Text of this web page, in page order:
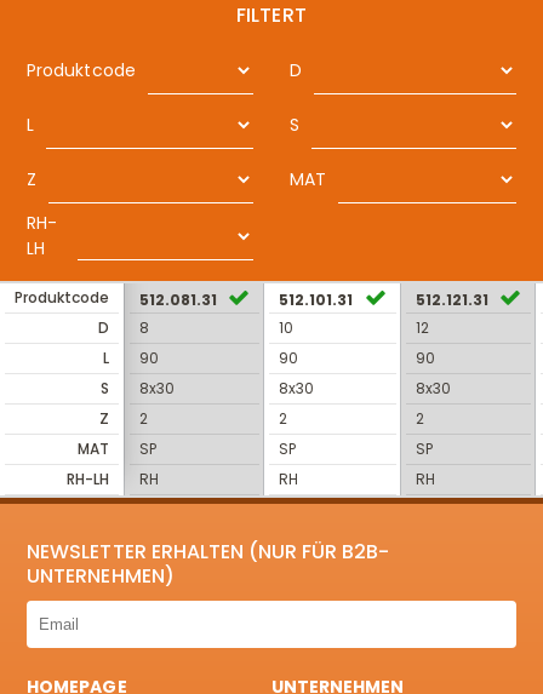
FILTERT
Produktcode D
L S
Z
MAT
RH-
LH
Produktcode
D
L
S
Z
MAT
RH-LH
512.081.31
8
90
8x30
2
SP
RH
512.101.31
10
90
8x30
2
SP
RH
512.121.31
12
90
8x30
2
SP
RH
NEWSLETTER ERHALTEN (NUR FÜR B2B-
UNTERNEHMEN)
HOMEPAGE UNTERNEHMEN